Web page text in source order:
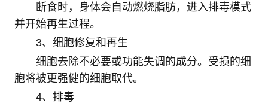
断食时，身体会自动燃烧脂肪，进入排毒模式
并开始再生过程。
3、细胞修复和再生
细胞去除不必要或功能失调的成分。受损的细
胞将被更强健的细胞取代。
4、排毒